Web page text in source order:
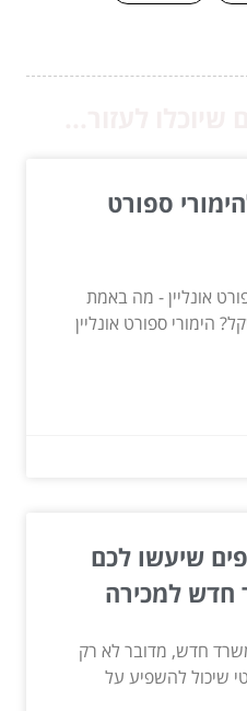
ספורט
אונליין - מה באמת
הימורי ספורט אונליין
מוצלח: 7 טיפים שיעשו לכם
חדש למכירה
חדש, מדובר לא רק
שיכול להשפיע על